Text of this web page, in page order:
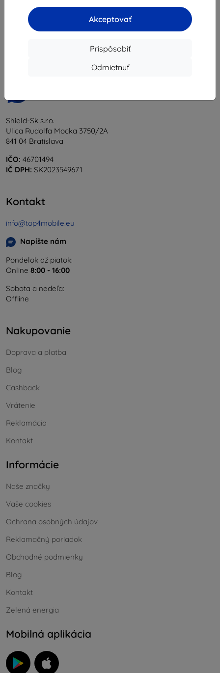
Akceptovať
Prispôsobiť
Odmietnuť
z celkom
Shield-Sk s.r.o.
Ulica Rudolfa Mocka 3750/2A
841 04 Bratislava
IČO: 46701494
IČ DPH: SK2023549671
Kontakt
info@top4mobile.eu
Napíšte nám
Pondelok až piatok:
Online 8:00 - 16:00
Sobota a nedeľa:
Offline
Nakupovanie
Doprava a platba
Blog
Cashback
Vrátenie
Reklamácia
Kontakt
Informácie
Naše značky
Vaše cookies
Ochrana osobných údajov
Reklamačný poriadok
Obchodné podmienky
Blog
Kontakt
Zelená energia
Mobilná aplikácia